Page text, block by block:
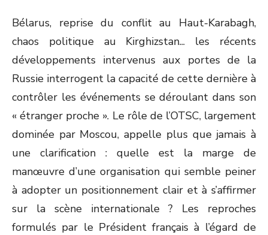
Bélarus, reprise du conflit au Haut-Karabagh,
chaos politique au Kirghizstan... les récents
développements intervenus aux portes de la
Russie interrogent la capacité de cette dernière à
contrôler les événements se déroulant dans son
« étranger proche ». Le rôle de l’OTSC, largement
dominée par Moscou, appelle plus que jamais à
une clarification : quelle est la marge de
manœuvre d’une organisation qui semble peiner
à adopter un positionnement clair et à s’affirmer
sur la scène internationale ? Les reproches
formulés par le Président français à l’égard de